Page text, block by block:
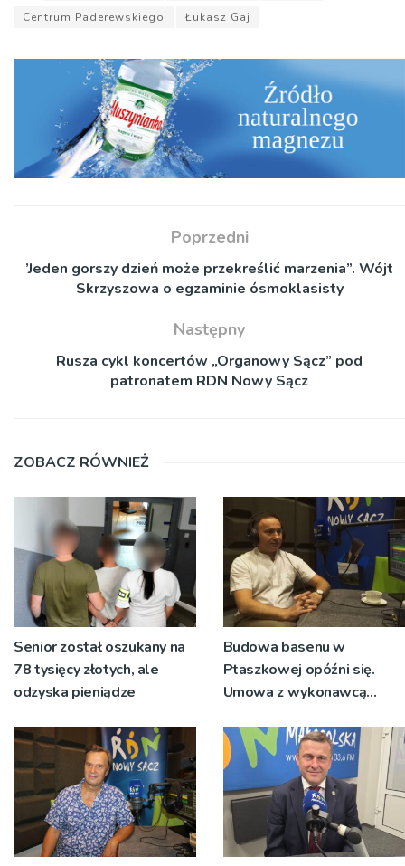
Centrum Paderewskiego Łukasz Gaj
Poprzedni
’Jeden gorszy dzień może przekreślić marzenia”. Wójt
Skrzyszowa o egzaminie ósmoklasisty
Następny
Rusza cykl koncertów „Organowy Sącz” pod
patronatem RDN Nowy Sącz
ZOBACZ RÓWNIEŻ
Senior został oszukany na
78 tysięcy złotych, ale
odzyska pieniądze
Budowa basenu w
Ptaszkowej opóźni się.
Umowa z wykonawcą
nie zostanie podpisana